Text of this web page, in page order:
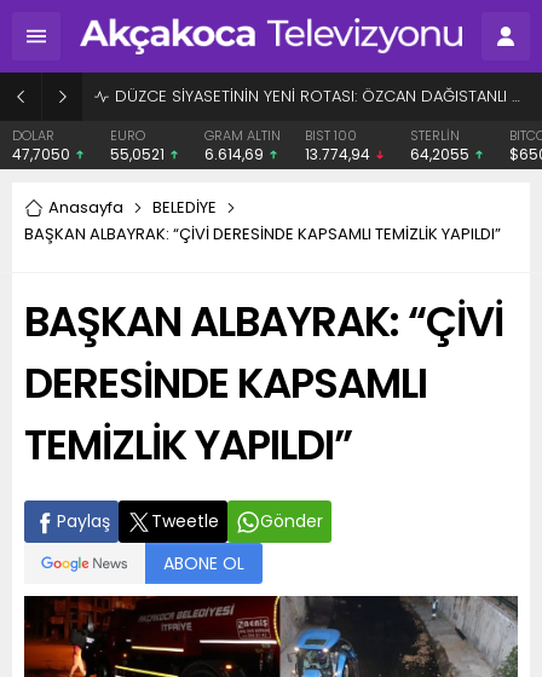
BAŞHEKİME “SONAY” DEMEK SUÇ DUYURUSU OLDU
EURO
55,0521
GRAM ALTIN
6.614,69
BIST 100
13.774,94
STERLİN
64,2055
BITCOIN
$65077
Anasayfa
BELEDİYE
BAŞKAN ALBAYRAK: “ÇİVİ DERESİNDE KAPSAMLI TEMİZLİK YAPILDI”
BAŞKAN ALBAYRAK: “ÇİVİ
DERESİNDE KAPSAMLI
TEMİZLİK YAPILDI”
Paylaş Tweetle
Gönder
ABONE OL